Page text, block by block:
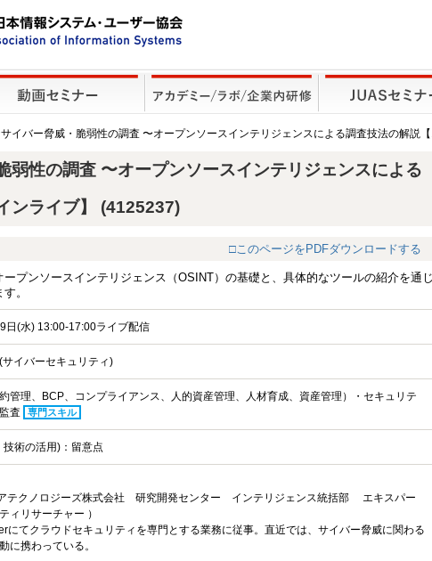
イバー脅威・脆弱性の調査 〜オープンソースインテリジェンスによる調査技法の解説
弱性の調査 〜オープンソースインテリジェンスによる
ンライブ】 (4125237)
□このページをPDFダウンロードする
プンソースインテリジェンス（OSINT）の基礎と、具体的なツールの紹介を通
。
日(水) 13:00-17:00ライブ配信
イバーセキュリティ)
管理、BCP、コンプライアンス、人的資産管理、人材育成、資産管理）・セキュリテ
査
専門スキル
技術の活用)：留意点
アテクノロジーズ株式会社 研究開発センター インテリジェンス統括部 エキスパー
ィリサーチャー ）
にてクラウドセキュリティを専門とする業務に従事。直近では、サイバー脅威に関わる
に携わっている。